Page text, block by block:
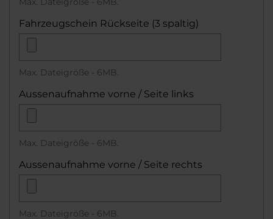
Fahrzeugschein Rückseite (3 spaltig)
Max. Dateigröße - 6MB.
Aussenaufnahme vorne / Seite links
Max. Dateigröße - 6MB.
Aussenaufnahme vorne / Seite rechts
Max. Dateigröße - 6MB.